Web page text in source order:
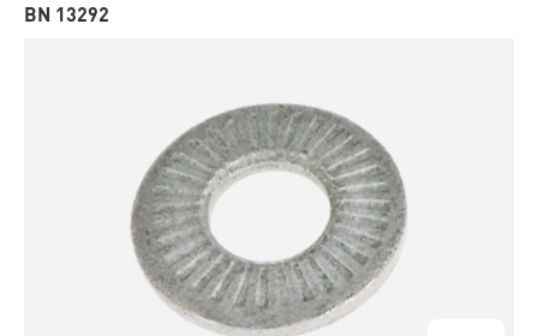
BN 13292